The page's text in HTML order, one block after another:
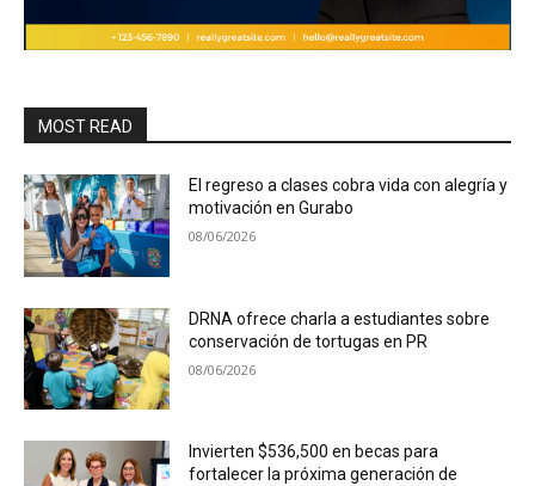
MOST READ
El regreso a clases cobra vida con alegría y
motivación en Gurabo
08/06/2026
DRNA ofrece charla a estudiantes sobre
conservación de tortugas en PR
08/06/2026
Invierten $536,500 en becas para
fortalecer la próxima generación de